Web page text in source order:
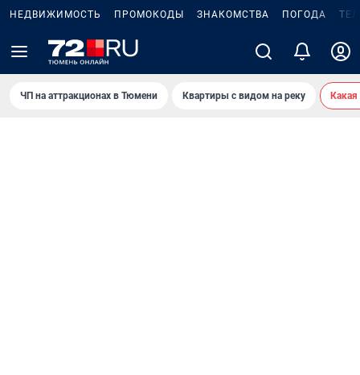
НЕДВИЖИМОСТЬ ПРОМОКОДЫ ЗНАКОМСТВА ПОГОДА
ЧП на аттракционах в Тюмени Квартиры с видом на реку